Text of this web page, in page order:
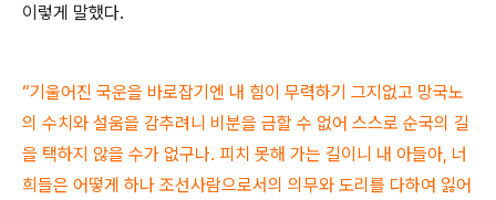
이렇게 말했다.
“기울어진 국운을 바로잡기엔 내 힘이 무력하기 그지없고 망국노
의 수치와 설움을 감추려니 비분을 금할 수 없어 스스로 순국의 길
을 택하지 않을 수가 없구나. 피치 못해 가는 길이니 내 아들아, 너
희들은 어떻게 하나 조선사람으로서의 의무와 도리를 다하여 잃어